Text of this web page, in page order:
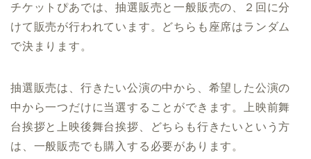
チケットぴあでは、抽選販売と一般販売の、２回に分
けて販売が行われています。どちらも座席はランダム
で決まります。
抽選販売は、行きたい公演の中から、希望した公演の
中から一つだけに当選することができます。上映前舞
台挨拶と上映後舞台挨拶、どちらも行きたいという方
は、一般販売でも購入する必要があります。